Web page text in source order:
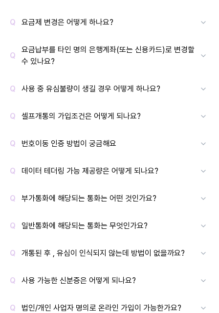
요금제 변경은 어떻게 하나요?
요금납부를 타인 명의 은행계좌(또는 신용카드)로 변경할
수 있나요?
사용 중 유심불량이 생길 경우 어떻게 하나요?
셀프개통의 가입조건은 어떻게 되나요?
번호이동 인증 방법이 궁금해요
데이터 테더링 가능 제공량은 어떻게 되나요?
부가통화에 해당되는 통화는 어떤 것인가요?
일반통화에 해당되는 통화는 무엇인가요?
개통된 후 , 유심이 인식되지 않는데 방법이 없을까요?
사용 가능한 신분증은 어떻게 되나요?
법인/개인 사업자 명의로 온라인 가입이 가능한가요?